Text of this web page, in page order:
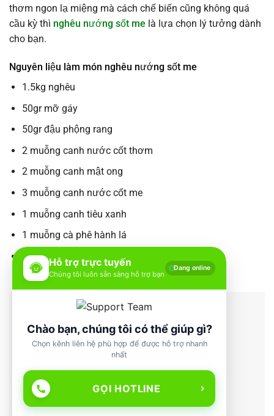
thơm ngon lạ miệng mà cách chế biến cũng không quá
cầu kỳ thì nghêu nướng sốt me là lựa chọn lý tưởng dành
cho bạn.
Nguyên liệu làm món nghêu nướng sốt me
1.5kg nghêu
50gr mỡ gáy
50gr đậu phộng rang
2 muỗng canh nước cốt thơm
2 muỗng canh mật ong
3 muỗng canh nước cốt me
1 muỗng canh tiêu xanh
1 muỗng cà phê hành lá
Gia vị: Hạt nêm, bột ngọt, bột canh, nước
mắm, muối, muối tiêu chanh
Hỗ trợ trực tuyến
Chúng tôi luôn sẵn sàng hỗ trợ bạn
Đang online
Chào bạn, chúng tôi có thể giúp gì?
Chọn kênh liên hệ phù hợp để được hỗ trợ nhanh
nhất
GỌI HOTLINE